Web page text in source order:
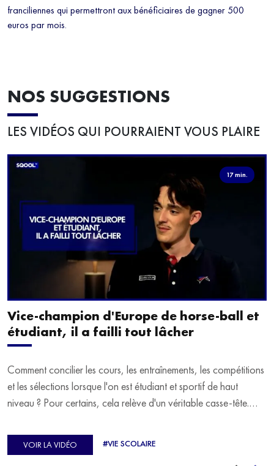
franciliennes qui permettront aux bénéficiaires de gagner 500
euros par mois.
NOS SUGGESTIONS
LES VIDÉOS QUI POURRAIENT VOUS PLAIRE
17 min.
Vice-champion d'Europe de horse-ball et
étudiant, il a failli tout lâcher
Comment concilier les cours, les entraînements, les compétitions
et les sélections lorsque l'on est étudiant et sportif de haut
niveau ? Pour certains, cela relève d'un véritable casse-tête.
d'Europe de Horse-ball, qui a failli abandonner ses études
avant de trouver un nouvel équilibre.
VOIR LA VIDÉO #VIE SCOLAIRE